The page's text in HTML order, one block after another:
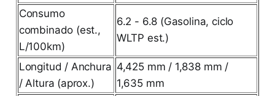
Consumo
combinado (est.,
L/100km)
6.2 - 6.8 (Gasolina, ciclo
WLTP est.)
Longitud / Anchura
/ Altura (aprox.)
4,425 mm / 1,838 mm /
1,635 mm